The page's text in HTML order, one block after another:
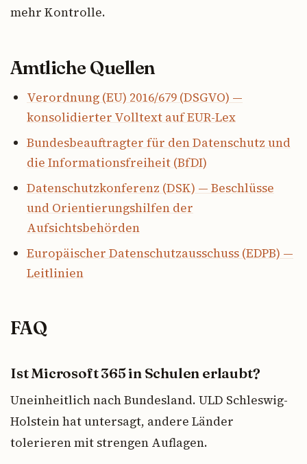
mehr Kontrolle.
Amtliche Quellen
Verordnung (EU) 2016/679 (DSGVO) —
konsolidierter Volltext auf EUR-Lex
Bundesbeauftragter für den Datenschutz und
die Informationsfreiheit (BfDI)
Datenschutzkonferenz (DSK) — Beschlüsse
und Orientierungshilfen der
Aufsichtsbehörden
Europäischer Datenschutzausschuss (EDPB) —
Leitlinien
FAQ
Ist Microsoft 365 in Schulen erlaubt?
Uneinheitlich nach Bundesland. ULD Schleswig-
Holstein hat untersagt, andere Länder
tolerieren mit strengen Auflagen.